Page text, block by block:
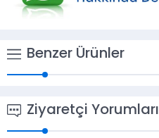
Benzer Ürünler
Ziyaretçi Yorumları